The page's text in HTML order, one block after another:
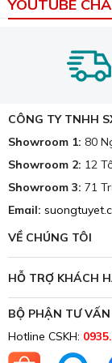
Kĩ thuật dệt
Nhiều tấm thảm
nào giống nhau.
>> Tham
Màu sắc của
tác động của ánh
YOUTUBE
TOP 10 Nệm Tốt
Đau Lưng